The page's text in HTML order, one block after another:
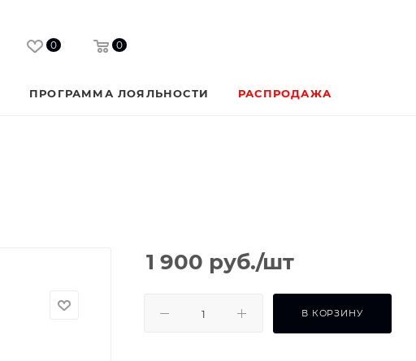
0 0
ПРОГРАММА ЛОЯЛЬНОСТИ РАСПРОДАЖА
1 900 руб./шт
В КОРЗИНУ